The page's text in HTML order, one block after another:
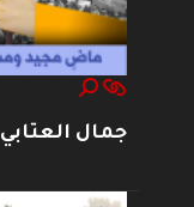
جمال العتابي